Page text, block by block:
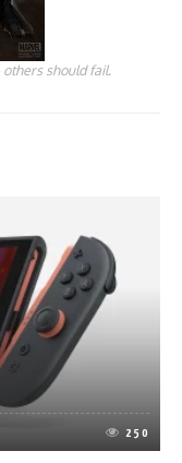
should fail.
250